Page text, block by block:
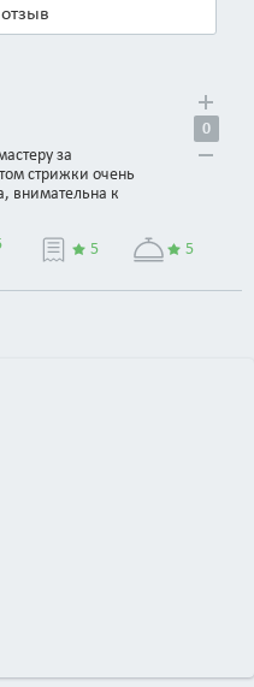
за
стрижки очень
внимательна к
0
5 5